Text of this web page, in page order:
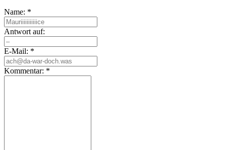
Name: *
Antwort auf:
E-Mail: *
Kommentar: *